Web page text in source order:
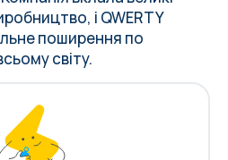
і QWERTY
поширення по
світу.